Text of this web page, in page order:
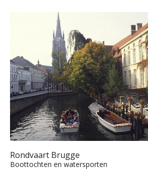
Rondvaart Brugge
Boottochten en watersporten